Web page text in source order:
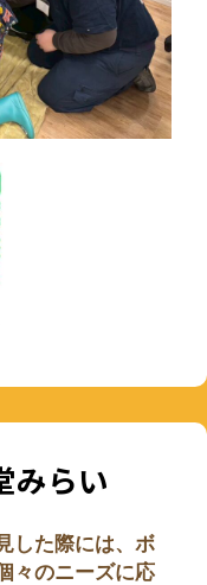
みらい
した際には、ボ
々のニーズに応